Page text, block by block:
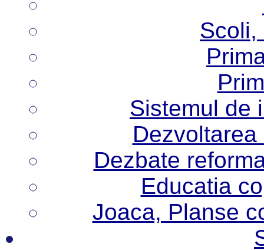
Scoli,
Sistemul de
Dezbate
Educatia
Joaca, Planse